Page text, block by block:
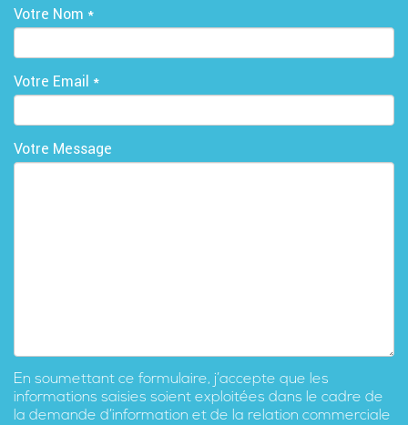
Votre Nom *
Votre Email *
Votre Message
En soumettant ce formulaire, j’accepte que les
informations saisies soient exploitées dans le cadre de
la demande d’information et de la relation commerciale